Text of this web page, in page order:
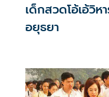
เด็กสวดโอ้เอ้วิ
อยุธยา